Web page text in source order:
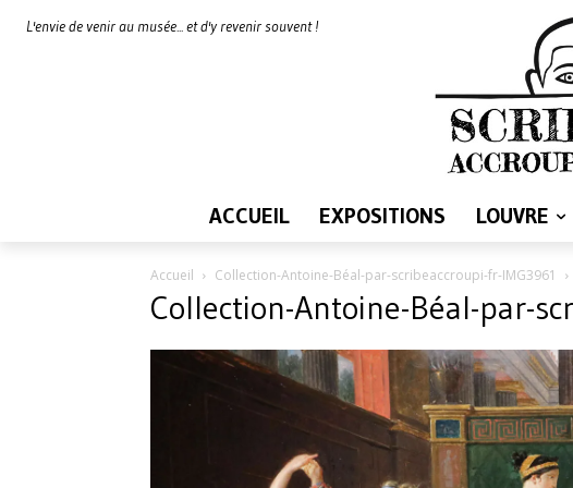
L'envie de venir au musée... et d'y revenir souvent !
ACCUEIL EXPOSITIONS LOUVRE
Accueil Collection-Antoine-Béal-par-scribeaccroupi-fr-IMG3961
Collection-Antoine-Béal-par-